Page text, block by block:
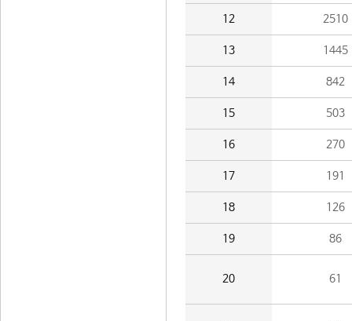
12 2510
13 1445
14 842
15 503
16 270
17 191
18 126
19 86
20 61